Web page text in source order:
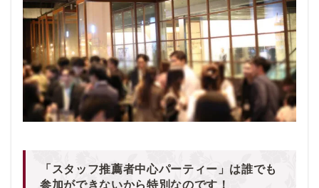
「スタッフ推薦者中心パーティー」は誰でも
参加ができないから特別なのです！